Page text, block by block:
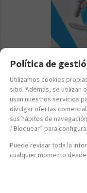
PL5460-2
PLAYMOBIL - NINJA -
Política de
Utilizamos cookies
sitio. Además, se utilizan
usan nuestros servicios
divulgar ofertas
sus hábitos de
/ Bloquear” para
Puede revisar toda la
cualquier momento